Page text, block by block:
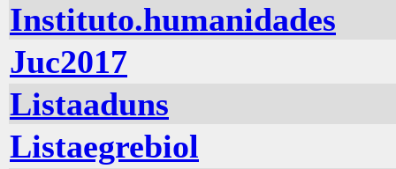
Instituto.humanidades
Juc2017
Listaaduns
Listaegrebiol